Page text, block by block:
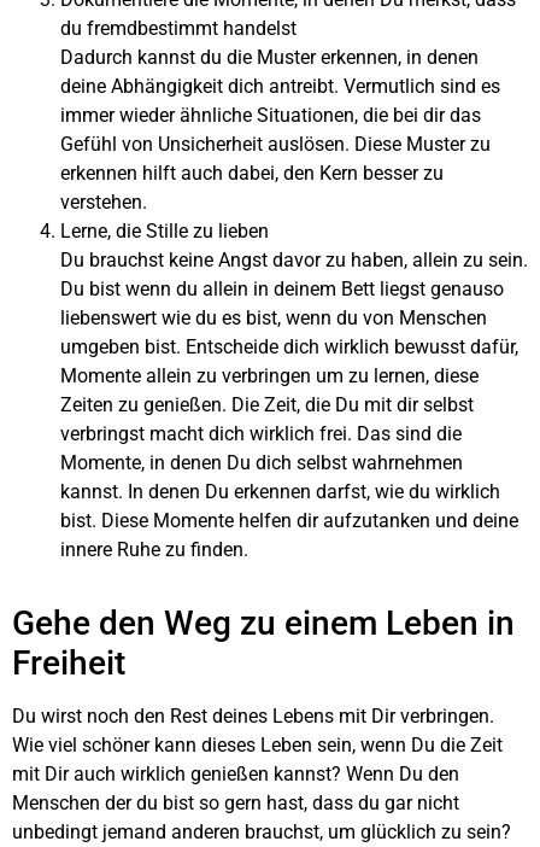
du fremdbestimmt handelst
Dadurch kannst du die Muster erkennen, in denen
deine Abhängigkeit dich antreibt. Vermutlich sind es
immer wieder ähnliche Situationen, die bei dir das
Gefühl von Unsicherheit auslösen. Diese Muster zu
erkennen hilft auch dabei, den Kern besser zu
verstehen.
Lerne, die Stille zu lieben
Du brauchst keine Angst davor zu haben, allein zu sein.
Du bist wenn du allein in deinem Bett liegst genauso
liebenswert wie du es bist, wenn du von Menschen
umgeben bist. Entscheide dich wirklich bewusst dafür,
Momente allein zu verbringen um zu lernen, diese
Zeiten zu genießen. Die Zeit, die Du mit dir selbst
verbringst macht dich wirklich frei. Das sind die
Momente, in denen Du dich selbst wahrnehmen
kannst. In denen Du erkennen darfst, wie du wirklich
bist. Diese Momente helfen dir aufzutanken und deine
innere Ruhe zu finden.
Gehe den Weg zu einem Leben in
Freiheit
Du wirst noch den Rest deines Lebens mit Dir verbringen.
Wie viel schöner kann dieses Leben sein, wenn Du die Zeit
mit Dir auch wirklich genießen kannst? Wenn Du den
Menschen der du bist so gern hast, dass du gar nicht
unbedingt jemand anderen brauchst, um glücklich zu sein?